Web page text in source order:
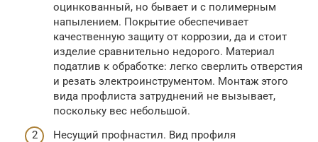
оцинкованный, но бывает и с полимерным
напылением. Покрытие обеспечивает
качественную защиту от коррозии, да и стоит
изделие сравнительно недорого. Материал
податлив к обработке: легко сверлить отверстия
и резать электроинструментом. Монтаж этого
вида профлиста затруднений не вызывает,
поскольку вес небольшой.
Несущий профнастил. Вид профиля